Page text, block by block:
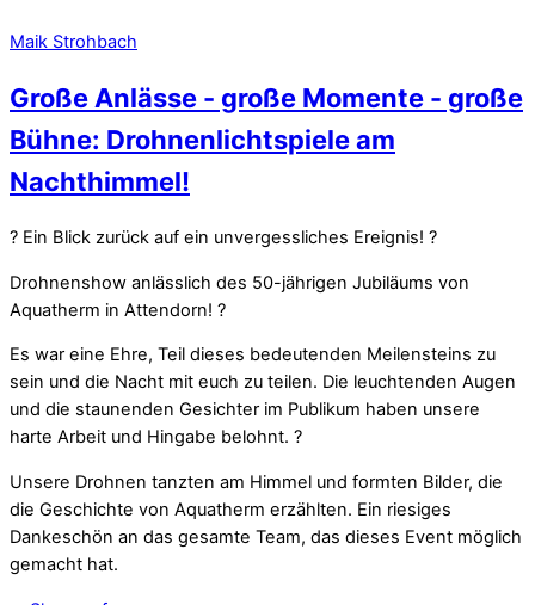
Maik Strohbach
Große Anlässe - große Momente - große
Bühne: Drohnenlichtspiele am
Nachthimmel!
? Ein Blick zurück auf ein unvergessliches Ereignis! ?
Drohnenshow anlässlich des 50-jährigen Jubiläums von
Aquatherm in Attendorn! ?
Es war eine Ehre, Teil dieses bedeutenden Meilensteins zu
sein und die Nacht mit euch zu teilen. Die leuchtenden Augen
und die staunenden Gesichter im Publikum haben unsere
harte Arbeit und Hingabe belohnt. ?
Unsere Drohnen tanzten am Himmel und formten Bilder, die
die Geschichte von Aquatherm erzählten. Ein riesiges
Dankeschön an das gesamte Team, das dieses Event möglich
gemacht hat.